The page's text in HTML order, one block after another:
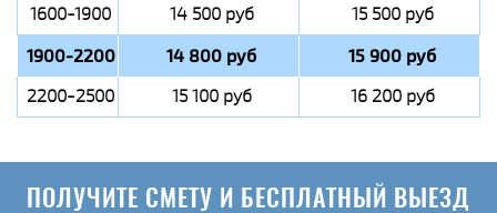
1600-1900 14 500 руб 15 500 руб
1900-2200 14 800 руб 15 900 руб
2200-2500 15 100 руб 16 200 руб
ПОЛУЧИТЕ СМЕТУ И БЕСПЛАТНЫЙ ВЫЕЗД